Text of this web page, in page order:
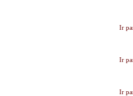
Ir
Ir
Ir